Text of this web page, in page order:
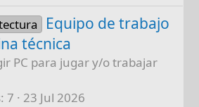
Equipo de trabajo
técnica
PC para jugar y/o trabajar
7 23 Jul 2026